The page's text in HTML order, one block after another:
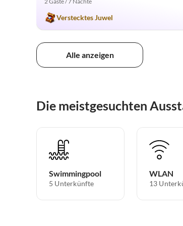
Verstecktes Juwel
Alle anzeigen
Die meistgesuchten
Swimmingpool
5 Unterkünfte
WLAN
13